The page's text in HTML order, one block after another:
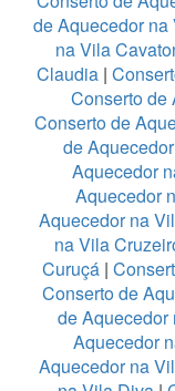
de Aquecedor na
na Vila
Claudia |
Conserto de
Conserto de
de
Aquecedor
Aquecedor
Aquecedor na
na Vila
Curuçá |
Conserto de
de
Aquecedor
Aquecedor na